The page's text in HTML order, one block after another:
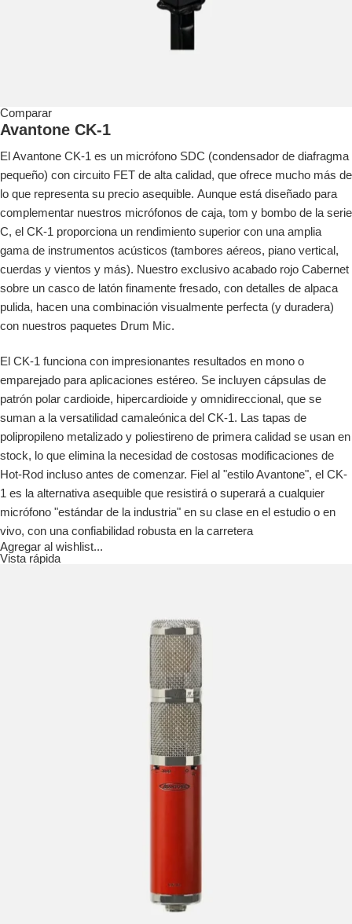
Comparar
Avantone CK-1
El Avantone CK-1 es un micrófono SDC (condensador de diafragma
pequeño) con circuito FET de alta calidad, que ofrece mucho más de
lo que representa su precio asequible. Aunque está diseñado para
complementar nuestros micrófonos de caja, tom y bombo de la serie
C, el CK-1 proporciona un rendimiento superior con una amplia
gama de instrumentos acústicos (tambores aéreos, piano vertical,
cuerdas y vientos y más). Nuestro exclusivo acabado rojo Cabernet
sobre un casco de latón finamente fresado, con detalles de alpaca
pulida, hacen una combinación visualmente perfecta (y duradera)
con nuestros paquetes Drum Mic.
El CK-1 funciona con impresionantes resultados en mono o
emparejado para aplicaciones estéreo. Se incluyen cápsulas de
patrón polar cardioide, hipercardioide y omnidireccional, que se
suman a la versatilidad camaleónica del CK-1. Las tapas de
polipropileno metalizado y poliestireno de primera calidad se usan en
stock, lo que elimina la necesidad de costosas modificaciones de
Hot-Rod incluso antes de comenzar. Fiel al "estilo Avantone", el CK-
1 es la alternativa asequible que resistirá o superará a cualquier
micrófono "estándar de la industria" en su clase en el estudio o en
vivo, con una confiabilidad robusta en la carretera
Agregar al wishlist...
Vista rápida